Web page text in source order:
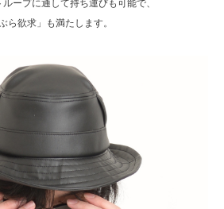
ープに通して持ち運びも可能で、
ぶら欲求」も満たします。